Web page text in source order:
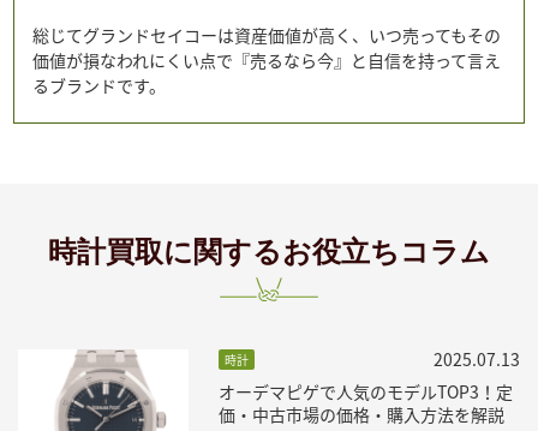
総じてグランドセイコーは資産価値が高く、いつ売ってもその
価値が損なわれにくい点で『売るなら今』と自信を持って言え
るブランドです。
時計買取に関するお役立ちコラム
時計
オーデマピゲで人気のモデルTOP3！定
価・中古市場の価格・購入方法を解説
2025.07.13